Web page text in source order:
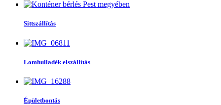
Sittszállítás
Lomhulladék elszállítás
Épületbontás